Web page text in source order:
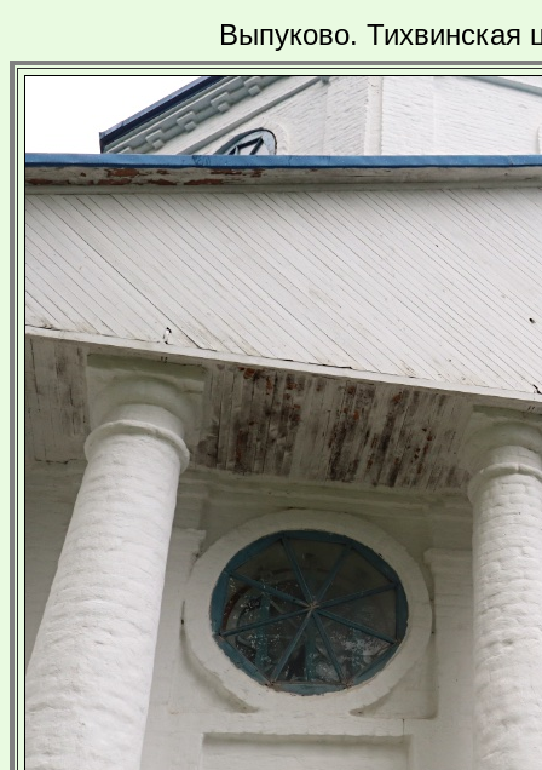
Выпуково. Тихвинская